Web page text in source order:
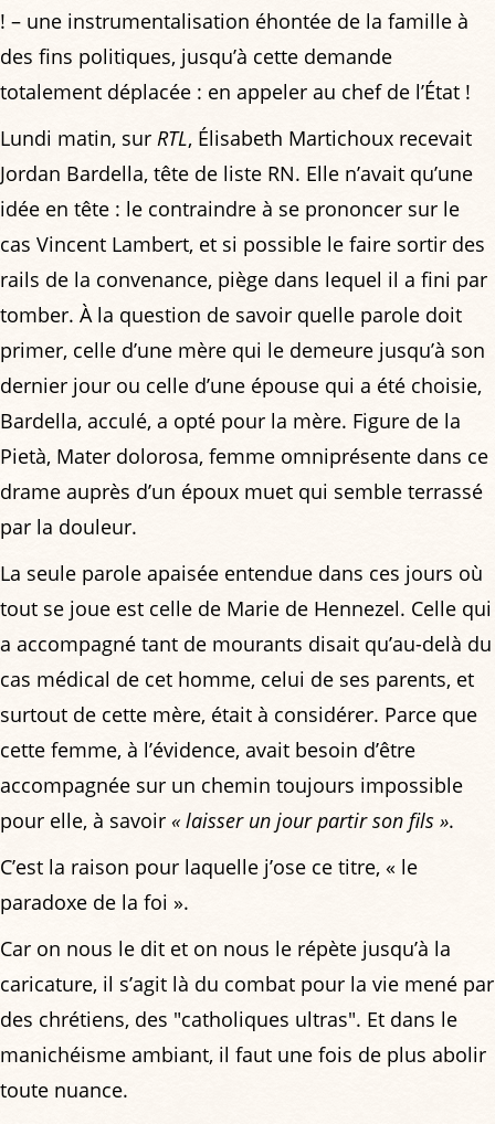
! – une instrumentalisation éhontée de la famille à
des fins politiques, jusqu’à cette demande
totalement déplacée : en appeler au chef de l’État !
Lundi matin, sur RTL, Élisabeth Martichoux recevait
Jordan Bardella, tête de liste RN. Elle n’avait qu’une
idée en tête : le contraindre à se prononcer sur le
cas Vincent Lambert, et si possible le faire sortir des
rails de la convenance, piège dans lequel il a fini par
tomber. À la question de savoir quelle parole doit
primer, celle d’une mère qui le demeure jusqu’à son
dernier jour ou celle d’une épouse qui a été choisie,
Bardella, acculé, a opté pour la mère. Figure de la
Pietà, Mater dolorosa, femme omniprésente dans ce
drame auprès d’un époux muet qui semble terrassé
par la douleur.
La seule parole apaisée entendue dans ces jours où
tout se joue est celle de Marie de Hennezel. Celle qui
a accompagné tant de mourants disait qu’au-delà du
cas médical de cet homme, celui de ses parents, et
surtout de cette mère, était à considérer. Parce que
cette femme, à l’évidence, avait besoin d’être
accompagnée sur un chemin toujours impossible
pour elle, à savoir « laisser un jour partir son fils ».
C’est la raison pour laquelle j’ose ce titre, « le
paradoxe de la foi ».
Car on nous le dit et on nous le répète jusqu’à la
caricature, il s’agit là du combat pour la vie mené par
des chrétiens, des "catholiques ultras". Et dans le
manichéisme ambiant, il faut une fois de plus abolir
toute nuance.